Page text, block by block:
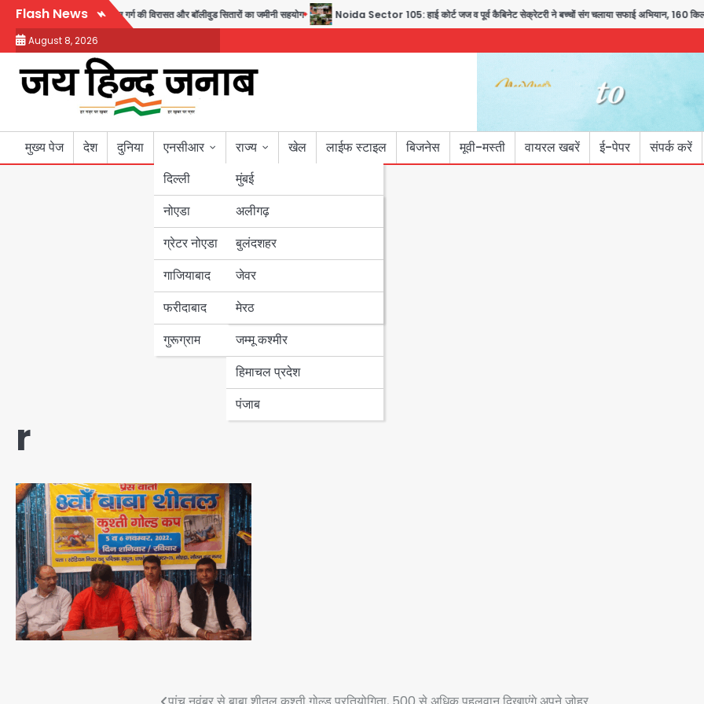
Skip
content
Flash News
घर, 220 तैयार; जुबीन गर्ग की विरासत और बॉलीवुड सितारों का जमीनी सहयोग Noida Sector 105: हाई कोर्ट जज व पूर्व कैबिनेट सेक्रेटरी ने बच्चों संग चलाया सफाई अभियान, 160 किलो कूड़ा
August 8, 2026
मुख्य पेज देश दुनिया
एनसीआर
दिल्ली
नोएडा
ग्रेटर नोएडा
गाजियाबाद
फरीदाबाद
गुरूग्राम
राज्य
मुंबई
उत्तर प्रदेश
अलीगढ़
बुलंदशहर
जेवर
मेरठ
बिहार
पंजाब
हरियाणा
जम्मू कश्मीर
हिमाचल प्रदेश
पंजाब
खेल लाईफ स्टाइल बिजनेस मूवी-मस्ती वायरल खबरें ई-पेपर संपर्क करें
r